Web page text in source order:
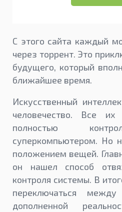
С этого сайта каждый
через торрент. Это
будущего, который
ближайшее время.
Искусственный
человечество. Все
полностью
суперкомпьютером. Но
положением вещей.
он нашел способ
контроля системы. В
переключаться
дополненной